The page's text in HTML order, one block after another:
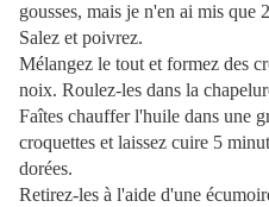
gousses, mais je n'en ai mis que
Salez et poivrez.
Mélangez le tout et formez des
noix. Roulez-les dans la
Faîtes chauffer l'huile dans une
croquettes et laissez cuire 5
dorées.
Retirez-les à l'aide d'une